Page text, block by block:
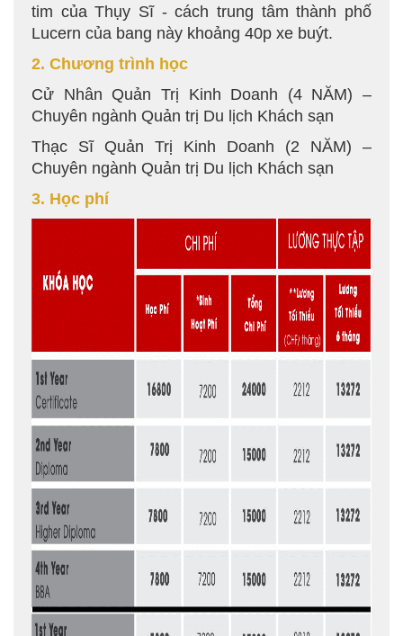
tim của Thụy Sĩ - cách trung tâm thành phố
Lucern của bang này khoảng 40p xe buýt.
2. Chương trình học
Cử Nhân Quản Trị Kinh Doanh (4 NĂM) –
Chuyên ngành Quản trị Du lịch Khách sạn
Thạc Sĩ Quản Trị Kinh Doanh (2 NĂM) –
Chuyên ngành Quản trị Du lịch Khách sạn
3. Học phí